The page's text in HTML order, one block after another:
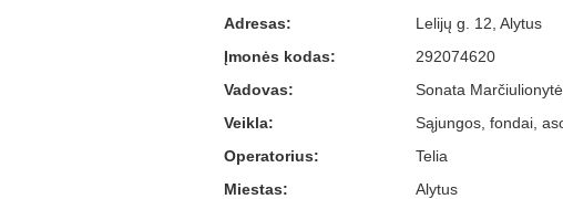
Adresas:
Lelijų g. 12, Alytus
Įmonės kodas:
292074620
Vadovas:
Sonata
Veikla:
Sąjungos, fondai,
Operatorius:
Telia
Miestas:
Alytus